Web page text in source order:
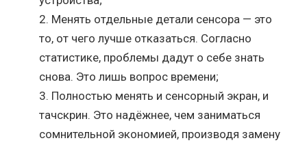
Менять отдельные детали сенсора — это
то, от чего лучше отказаться. Согласно
статистике, проблемы дадут о себе знать
снова. Это лишь вопрос времени;
Полностью менять и сенсорный экран, и
тачскрин. Это надёжнее, чем заниматься
сомнительной экономией, производя замену